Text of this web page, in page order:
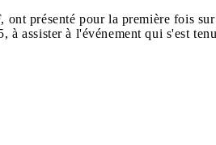
présenté pour la première fois
assister à l'événement qui s'est